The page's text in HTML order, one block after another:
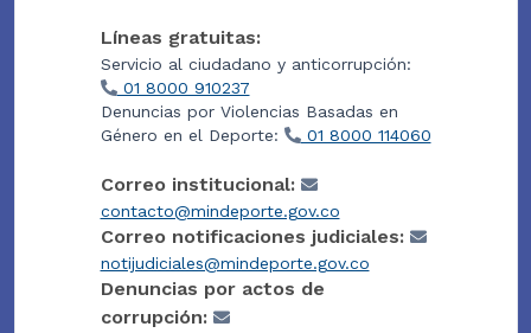
Líneas gratuitas:
Servicio al ciudadano y anticorrupción:
01 8000 910237
Denuncias por Violencias Basadas en
Género en el Deporte:
01 8000 114060
Correo institucional:
contacto@mindeporte.gov.co
Correo notificaciones judiciales:
notijudiciales@mindeporte.gov.co
Denuncias por actos de
corrupción: